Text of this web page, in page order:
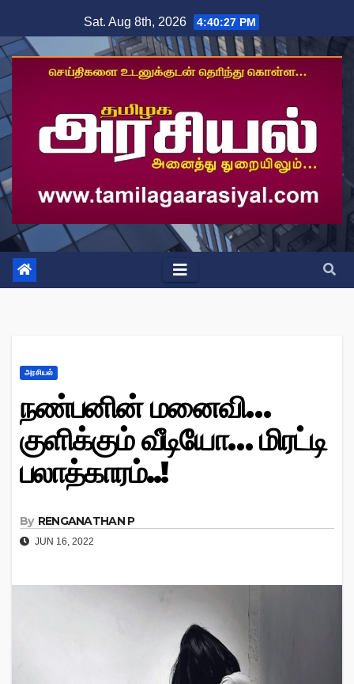
to
content
Sat. Aug 8th, 2026 4:40:27 PM
அரசியல்
நண்பனின் மனைவி…
குளிக்கும் வீடியோ… மிரட்டி
பலாத்காரம்..!
By RENGANATHAN P
JUN 16, 2022